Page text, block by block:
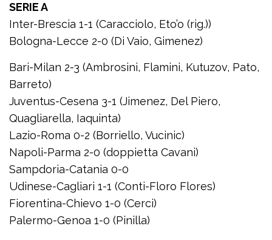
SERIE A
Inter-Brescia 1-1 (Caracciolo, Eto’o (rig.))
Bologna-Lecce 2-0 (Di Vaio, Gimenez)
Bari-Milan 2-3 (Ambrosini, Flamini, Kutuzov, Pato,
Barreto)
Juventus-Cesena 3-1 (Jimenez, Del Piero,
Quagliarella, Iaquinta)
Lazio-Roma 0-2 (Borriello, Vucinic)
Napoli-Parma 2-0 (doppietta Cavani)
Sampdoria-Catania 0-0
Udinese-Cagliari 1-1 (Conti-Floro Flores)
Fiorentina-Chievo 1-0 (Cerci)
Palermo-Genoa 1-0 (Pinilla)